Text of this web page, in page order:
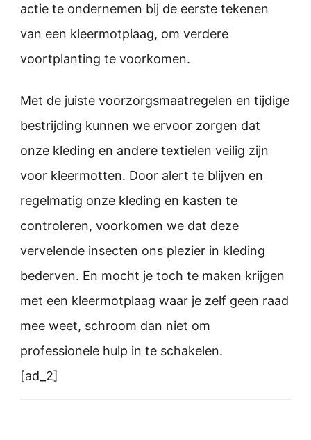
actie te ondernemen bij de eerste tekenen
van een kleermotplaag, om verdere
voortplanting te voorkomen.
Met de juiste voorzorgsmaatregelen en tijdige
bestrijding kunnen we ervoor zorgen dat
onze kleding en andere textielen veilig zijn
voor kleermotten. Door alert te blijven en
regelmatig onze kleding en kasten te
controleren, voorkomen we dat deze
vervelende insecten ons plezier in kleding
bederven. En mocht je toch te maken krijgen
met een kleermotplaag waar je zelf geen raad
mee weet, schroom dan niet om
professionele hulp in te schakelen.
[ad_2]